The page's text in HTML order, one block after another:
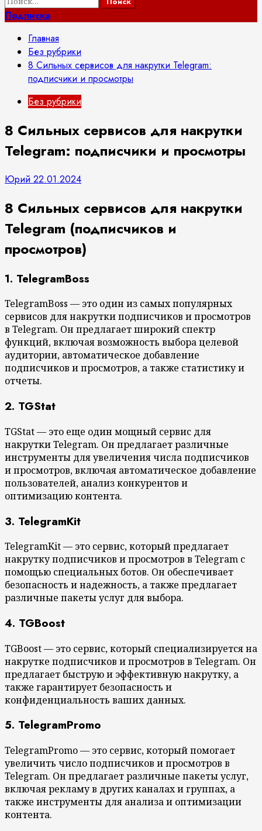
Подписка
Главная
Без рубрики
8 Сильных сервисов для накрутки Telegram:
подписчики и просмотры
Без рубрики
8 Сильных сервисов для накрутки
Telegram: подписчики и просмотры
Юрий 22.01.2024
8 Сильных сервисов для накрутки
Telegram (подписчиков и
просмотров)
1. TelegramBoss
TelegramBoss — это один из самых популярных
сервисов для накрутки подписчиков и просмотров
в Telegram. Он предлагает широкий спектр
функций, включая возможность выбора целевой
аудитории, автоматическое добавление
подписчиков и просмотров, а также статистику и
отчеты.
2. TGStat
TGStat — это еще один мощный сервис для
накрутки Telegram. Он предлагает различные
инструменты для увеличения числа подписчиков
и просмотров, включая автоматическое добавление
пользователей, анализ конкурентов и
оптимизацию контента.
3. TelegramKit
TelegramKit — это сервис, который предлагает
накрутку подписчиков и просмотров в Telegram с
помощью специальных ботов. Он обеспечивает
безопасность и надежность, а также предлагает
различные пакеты услуг для выбора.
4. TGBoost
TGBoost — это сервис, который специализируется на
накрутке подписчиков и просмотров в Telegram. Он
предлагает быструю и эффективную накрутку, а
также гарантирует безопасность и
конфиденциальность ваших данных.
5. TelegramPromo
TelegramPromo — это сервис, который помогает
увеличить число подписчиков и просмотров в
Telegram. Он предлагает различные пакеты услуг,
включая рекламу в других каналах и группах, а
также инструменты для анализа и оптимизации
контента.